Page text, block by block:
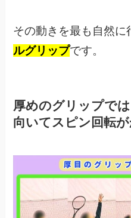
その動きを最も自然に
ルグリップです。
厚めのグリップで
向いてスピン回転